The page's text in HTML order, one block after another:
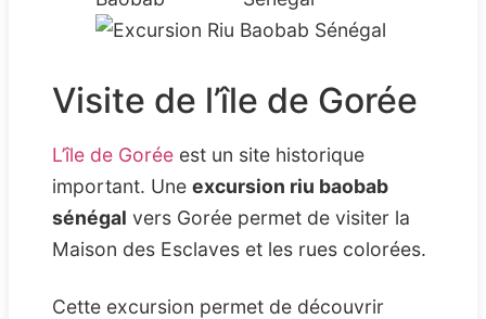
Visite de l’île de Gorée
L’île de Gorée est un site historique
important. Une excursion riu baobab
sénégal vers Gorée permet de visiter la
Maison des Esclaves et les rues colorées.
Cette excursion permet de découvrir